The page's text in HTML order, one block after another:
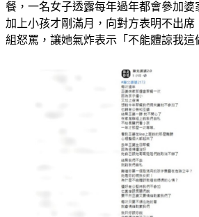
餐，一名女子透露每年過年都會參加
加上小孩才剛滿月，向對方表明不出
組怒罵，讓她氣炸表示「不能體諒我這